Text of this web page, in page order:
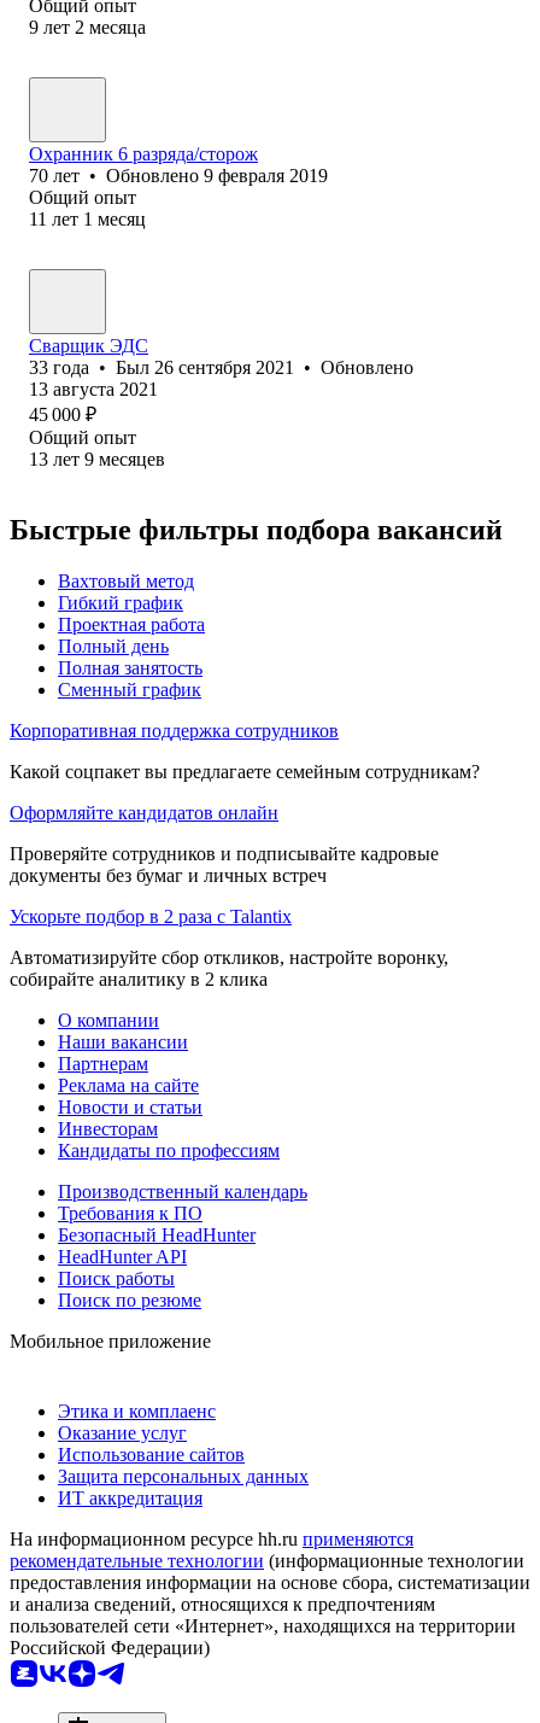
Общий опыт
9 лет 2 месяца
Охранник 6 разряда/сторож
70 лет • Обновлено 9 февраля 2019
Общий опыт
11 лет 1 месяц
Сварщик ЭДС
33 года • Был 26 сентября 2021 • Обновлено
13 августа 2021
45 000 ₽
Общий опыт
13 лет 9 месяцев
Быстрые фильтры подбора вакансий
Вахтовый метод
Гибкий график
Проектная работа
Полный день
Полная занятость
Сменный график
Корпоративная поддержка сотрудников
Какой соцпакет вы предлагаете семейным сотрудникам?
Оформляйте кандидатов онлайн
Проверяйте сотрудников и подписывайте кадровые
документы без бумаг и личных встреч
Ускорьте подбор в 2 раза с Talantix
Автоматизируйте сбор откликов, настройте воронку,
собирайте аналитику в 2 клика
О компании
Наши вакансии
Партнерам
Реклама на сайте
Новости и статьи
Инвесторам
Кандидаты по профессиям
Производственный календарь
Требования к ПО
Безопасный HeadHunter
HeadHunter API
Поиск работы
Поиск по резюме
Мобильное приложение
Этика и комплаенс
Оказание услуг
Использование сайтов
Защита персональных данных
ИТ аккредитация
На информационном ресурсе hh.ru применяются
рекомендательные технологии (информационные технологии
предоставления информации на основе сбора, систематизации
и анализа сведений, относящихся к предпочтениям
пользователей сети «Интернет», находящихся на территории
Российской Федерации)